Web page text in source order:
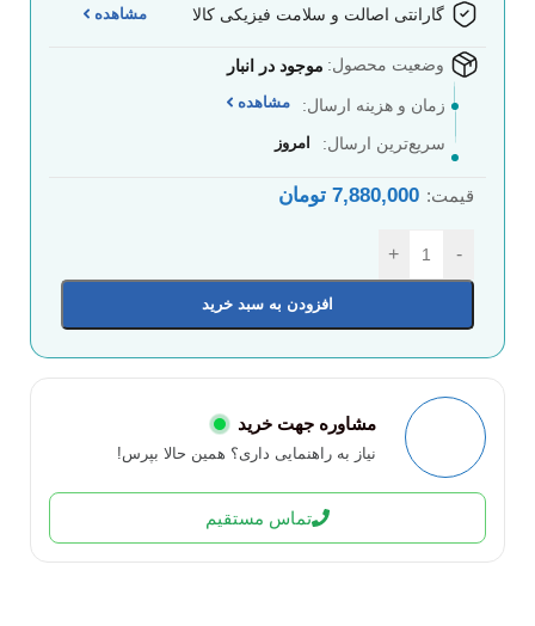
گارانتی اصالت و سلامت فیزیکی کالا مشاهده
وضعیت محصول: موجود در انبار
زمان و هزینه ارسال: مشاهده
سریع‌ترین ارسال: امروز
قیمت: 7,880,000 تومان
-
+
افزودن به سبد خرید
مشاوره جهت خرید
نیاز به راهنمایی داری؟ همین حالا بپرس!
تماس مستقیم